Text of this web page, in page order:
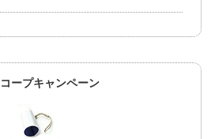
ープキャンペーン